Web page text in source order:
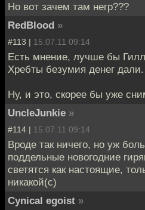
Но вот зачем там негр???
RedBlood »
#113 | 15.07.11 09:14
Есть мнение, лучше бы
Хребты безумия денег дали.
Ну, и это, скорее бы уже
UncleJunkie »
#114 | 15.07.11 09:14
Вроде так ничего, но уж
поддельные новогодние
светятся как настоящие,
никакой(с)
Cynical egoist »